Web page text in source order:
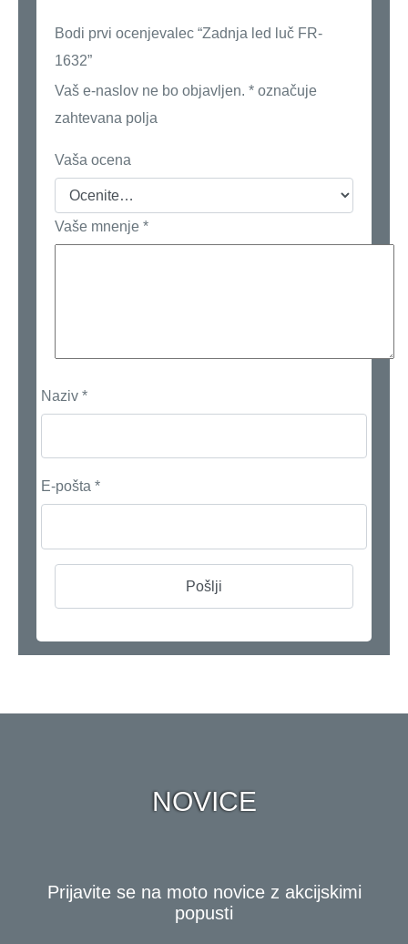
Bodi prvi ocenjevalec “Zadnja led luč FR-
1632”
Vaš e-naslov ne bo objavljen. * označuje
zahtevana polja
Vaša ocena
Vaše mnenje *
Naziv *
E-pošta *
NOVICE
Prijavite se na moto novice z akcijskimi
popusti